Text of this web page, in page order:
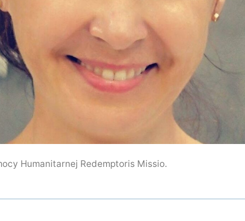
Humanitarnej Redemptoris Missio.